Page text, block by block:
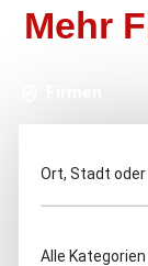
Mehr
Ort, Stadt oder
Alle Kategorien